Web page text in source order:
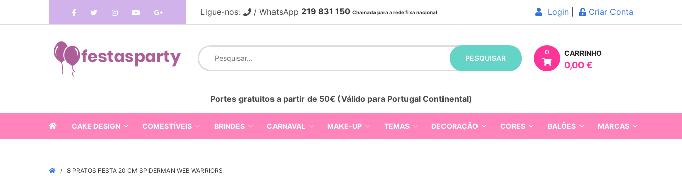
Ligue-nos: / WhatsApp 219 831 150 Chamada para a rede fixa nacional Login Criar Conta
PESQUISAR
0 CARRINHO
0,00 €
Portes gratuitos a partir de 50€ (Válido para Portugal Continental)
CAKE DESIGN COMESTÍVEIS BRINDES CARNAVAL MAKE-UP TEMAS DECORAÇÃO CORES BALÕES MARCAS
8 PRATOS FESTA 20 CM SPIDERMAN WEB WARRIORS